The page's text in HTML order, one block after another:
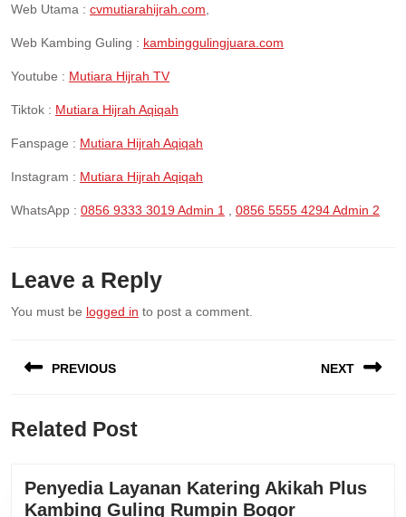
Web Utama : cvmutiarahijrah.com
Web Kambing Guling : kambinggulingjuara.com
Youtube : Mutiara Hijrah TV
Tiktok : Mutiara Hijrah Aqiqah
Fanspage : Mutiara Hijrah Aqiqah
Instagram : Mutiara Hijrah Aqiqah
WhatsApp : 0856 9333 3019 Admin 1 0856 5555 4294 Admin 2
Leave a Reply
You must be logged in to post a comment.
navigation
PREVIOUS
post:
NEXT
Related Post
Penyedia Layanan Katering Akikah Plus
Kambing Guling Rumpin BogorPenyedia